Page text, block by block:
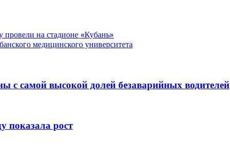
провели на стадионе «Кубань»
медицинского университета
с самой высокой долей безаварийных водителей
показала рост